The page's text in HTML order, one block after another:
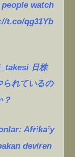
watch
t.co/qg31Yb
日株
れているの
？
Afrika’y
deviren